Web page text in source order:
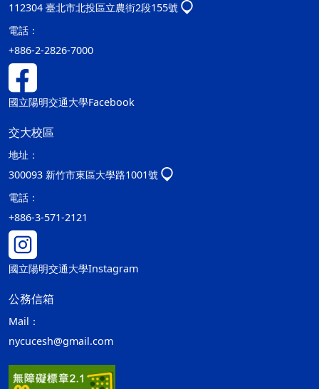
112304 臺北市北投區立農街2段155號
電話：
+886-2-2826-7000
國立陽明交通大學Facebook
交大校區
地址：
300093 新竹市東區大學路1001號
電話：
+886-3-571-2121
國立陽明交通大學Instagram
公務信箱
Mail：
nycucesh@gmail.com